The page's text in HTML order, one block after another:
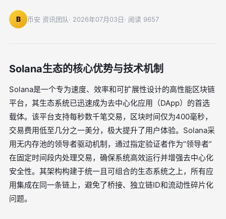
B 币安 资讯团队· 2026年07月03日· 阅读 9657
Solana生态的核心优势与技术机制
Solana是一个专为速度、效率和可扩展性设计的高性能区块链
平台，其生态系统已迅速成为去中心化应用（DApp）的首选
载体。该平台支持每秒数千笔交易，区块时间仅为400毫秒，
交易费用低至几分之一美分，极大提升了用户体验。Solana采
用无内存池的领导者驱动机制，通过指定验证者作为“领导者”
在固定时间段内处理交易，确保系统高效运行并增强去中心化
安全性。其架构构建于统一且可组合的生态系统之上，所有应
用集成在同一条链上，避免了桥接、独立链ID和流动性碎片化
问题。